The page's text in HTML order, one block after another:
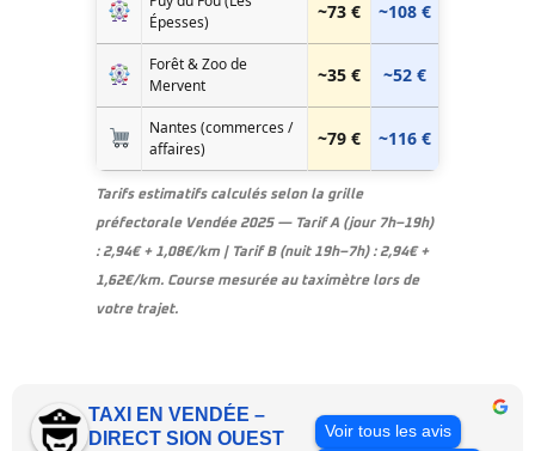
Épesses)
~73 € ~108 €
Forêt & Zoo de
Mervent
~35 € ~52 €
Nantes (commerces /
affaires)
~79 € ~116 €
Tarifs estimatifs calculés selon la grille
préfectorale Vendée 2025 — Tarif A (jour 7h–19h)
: 2,94€ + 1,08€/km | Tarif B (nuit 19h–7h) : 2,94€ +
1,62€/km. Course mesurée au taximètre lors de
votre trajet.
TAXI EN VENDÉE –
DIRECT SION OUEST
Voir tous les avis